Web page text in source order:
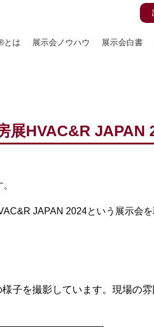
とは 展示会ノウハウ 展示会白書
展HVAC&R JAPAN
JAPAN 2024という展示会
子を撮影しています。現場の